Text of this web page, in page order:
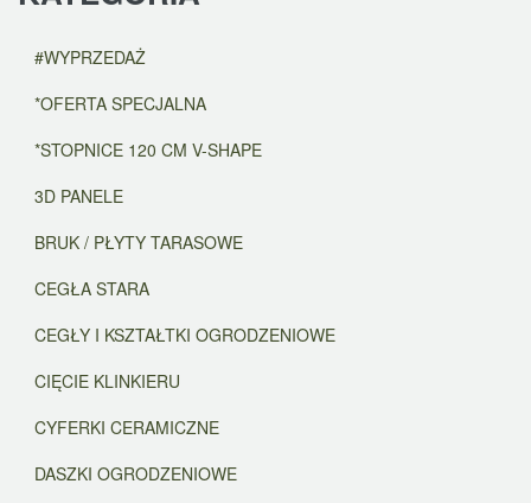
#WYPRZEDAŻ
*OFERTA SPECJALNA
*STOPNICE 120 CM V-SHAPE
3D PANELE
BRUK / PŁYTY TARASOWE
CEGŁA STARA
CEGŁY I KSZTAŁTKI OGRODZENIOWE
CIĘCIE KLINKIERU
CYFERKI CERAMICZNE
DASZKI OGRODZENIOWE